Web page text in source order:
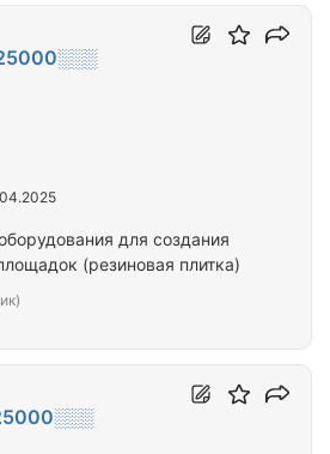
для создания
(резиновая плитка)